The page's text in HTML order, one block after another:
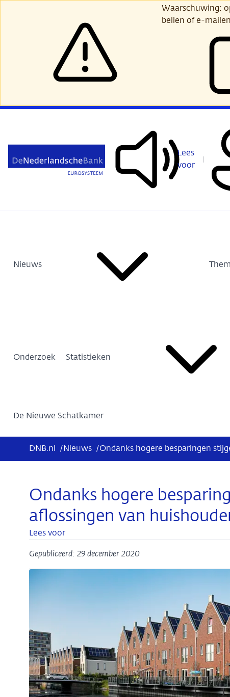
Waarschuwing:
bellen of e-
Lees
voor
Nieuws
Onderzoek Statistieken
De Nieuwe Schatkamer
DNB.nl / Nieuws /
Ondanks hogere
aflossingen van
Lees voor
Gepubliceerd: 29 december 2020